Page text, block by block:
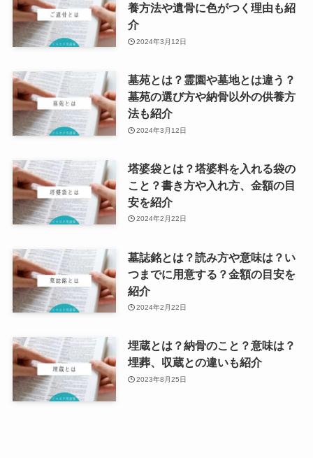
養方法や遺骨に色がつく理由も紹
介
2024年3月12日
墓苑とは？霊園や墓地とは違う？
墓苑の選び方や納骨以外の供養方
法も紹介
2024年3月12日
塔婆袋とは？塔婆料を入れる袋の
こと？書き方や入れ方、金額の目
安を紹介
2024年2月22日
墓誌銘とは？読み方や意味は？い
つまでに用意する？金額の目安を
紹介
2024年2月22日
埋蔵とは？納骨のこと？意味は？
埋葬、収蔵との違いも紹介
2023年8月25日